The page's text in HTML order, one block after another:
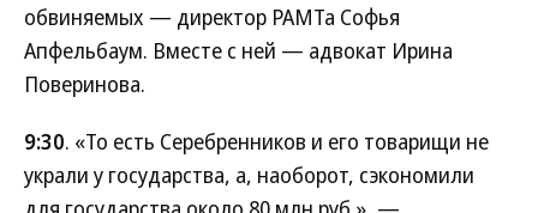
обвиняемых — директор РАМТа Софья
Апфельбаум. Вместе с ней — адвокат Ирина
Поверинова.
9:30. «То есть Серебренников и его товарищи не
украли у государства, а, наоборот, сэкономили